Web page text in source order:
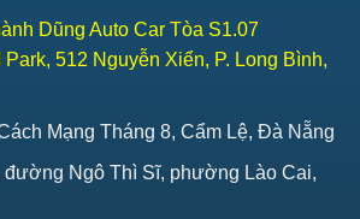
Dũng Auto Car Tòa S1.07
512 Nguyễn Xiển, P. Long Bình,
Mạng Tháng 8, Cẩm Lệ, Đà Nẵng
đường Ngô Thì Sĩ, phường Lào Cai,